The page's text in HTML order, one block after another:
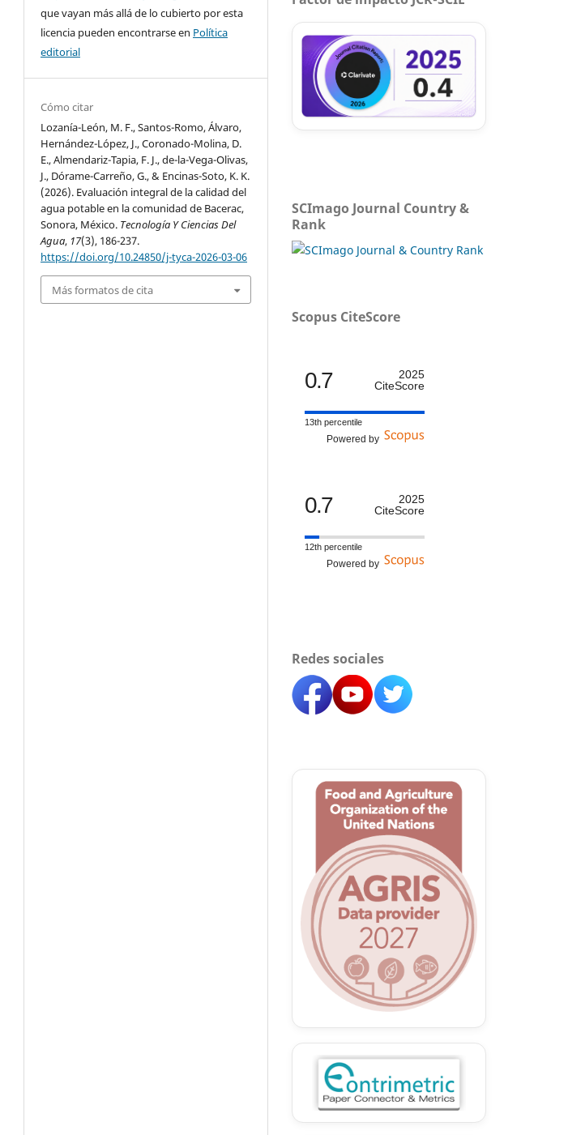
que vayan más allá de lo cubierto por esta
licencia pueden encontrarse en Política
editorial
Cómo citar
Lozanía-León, M. F., Santos-Romo, Álvaro,
Hernández-López, J., Coronado-Molina, D.
E., Almendariz-Tapia, F. J., de-la-Vega-Olivas,
J., Dórame-Carreño, G., & Encinas-Soto, K. K.
(2026). Evaluación integral de la calidad del
agua potable en la comunidad de Bacerac,
Sonora, México. Tecnología Y Ciencias Del
Agua, 17(3), 186-237.
https://doi.org/10.24850/j-tyca-2026-03-06
Más formatos de cita
SCImago Journal Country &
Rank
Scopus CiteScore
0.7
2025
CiteScore
13th percentile
Powered by
0.7
2025
CiteScore
12th percentile
Powered by
Redes sociales